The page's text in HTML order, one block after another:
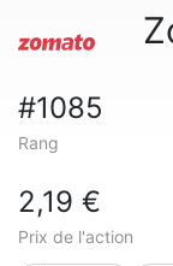
#1085
Rang
2,19 €
Prix de l'action